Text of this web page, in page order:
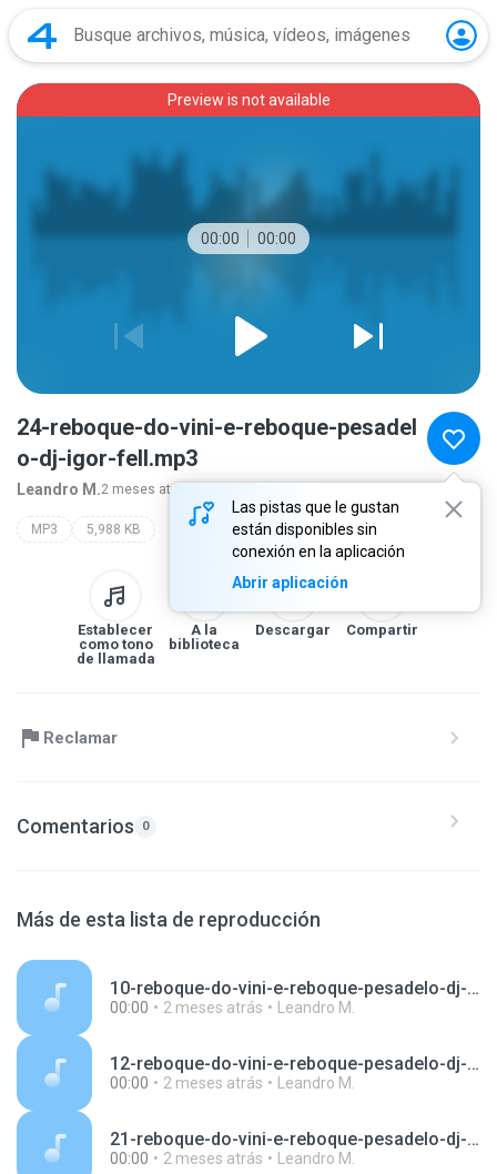
Preview is not available
00:00 00:00
Las pistas que le gustan
están disponibles sin
conexión en la aplicación
Abrir aplicación
24-reboque-do-vini-e-reboque-pesadel
o-dj-igor-fell.mp3
Leandro M.2 meses atrás
MP3 5,988 KB
Establecer
como tono
de llamada
A la
biblioteca
Descargar Compartir
Reclamar
Comentarios 0
Más de esta lista de reproducción
10-reboque-do-vini-e-reboque-pesadelo-dj-igor-fell.mp3
00:00 2 meses atrás Leandro M.
12-reboque-do-vini-e-reboque-pesadelo-dj-igor-fell.mp3
00:00 2 meses atrás Leandro M.
21-reboque-do-vini-e-reboque-pesadelo-dj-igor-fell.mp3
00:00 2 meses atrás Leandro M.